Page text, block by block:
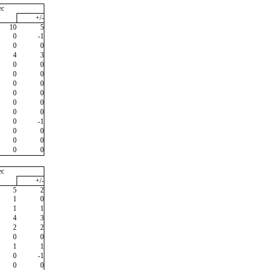
+/-
10
5
0
-1
0
0
4
3
0
0
0
0
0
0
0
0
0
0
0
0
0
-1
0
0
0
0
0
0
+/-
5
2
1
0
1
1
4
3
2
2
0
0
1
1
0
-1
0
0